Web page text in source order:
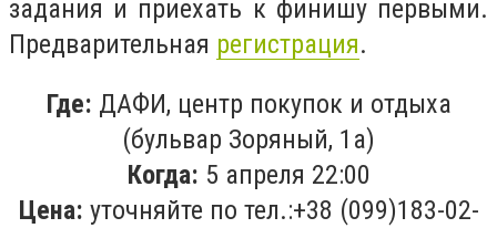
задания и приехать к финишу первыми.
Предварительная регистрация.
Где: ДАФИ, центр покупок и отдыха
(бульвар Зоряный, 1а)
Когда: 5 апреля 22:00
Цена: уточняйте по тел.:+38 (099)183-02-